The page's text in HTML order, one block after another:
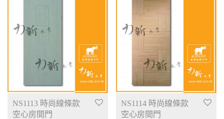
NS1113 時尚線條款
空心房間門
NS1114 時尚線條款
空心房間門